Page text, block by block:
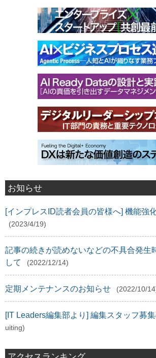
お知らせ
[インプレスID読者会員の皆様へ] 機能強
(2023/4/19)
記事の続きが読めないなどの不具合発生
して
(2022/12/14)
定期メンテナンスのお知らせ (2022/10/
[IT Leaders編集部より] 編集スタッフ募
uiting)